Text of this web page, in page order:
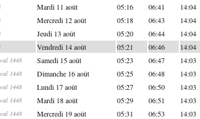
Mardi 11 août 05:16 06:41 14:04
Mercredi 12 août 05:18 06:43 14:04
Jeudi 13 août 05:20 06:44 14:04
Vendredi 14 août 05:21 06:46 14:04
1448 Samedi 15 août 05:23 06:47 14:03
1448 Dimanche 16 août 05:25 06:48 14:03
1448 Lundi 17 août 05:27 06:50 14:03
1448 Mardi 18 août 05:29 06:51 14:03
1448 Mercredi 19 août 05:31 06:53 14:03